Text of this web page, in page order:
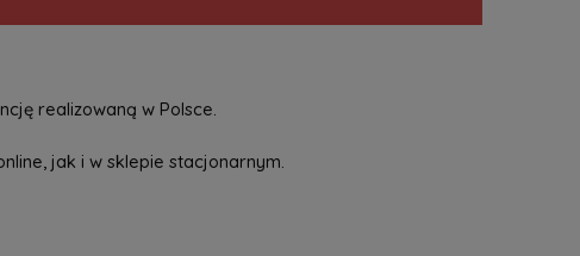
realizowaną w Polsce.
jak i w sklepie stacjonarnym.